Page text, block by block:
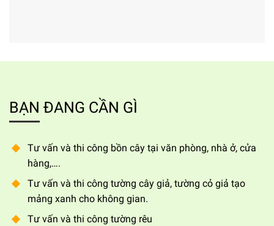
BẠN ĐANG CẦN GÌ
Tư vấn và thi công bồn cây tại văn phòng, nhà ở, cửa
hàng,….
Tư vấn và thi công tường cây giả, tường cỏ giả tạo
mảng xanh cho không gian.
Tư vấn và thi công tường rêu